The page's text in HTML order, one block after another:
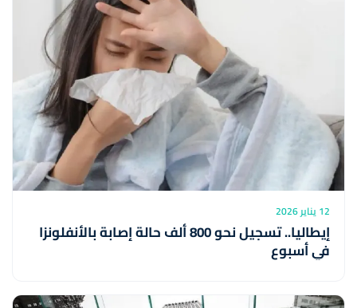
12 يناير 2026
إيطاليا.. تسجيل نحو 800 ألف حالة إصابة بالأنفلونزا
في أسبوع